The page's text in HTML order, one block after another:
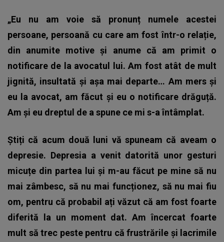
„Eu nu am voie să pronunț numele acestei
persoane, persoană cu care am fost într-o relație,
din anumite motive și anume că am primit o
notificare de la avocatul lui. Am fost atât de mult
jignită, insultată și așa mai departe… Am mers și
eu la avocat, am făcut și eu o notificare drăguță.
Am și eu dreptul de a spune ce mi s-a întâmplat.
Știți că acum două luni vă spuneam că aveam o
depresie. Depresia a venit datorită unor gesturi
micuțe din partea lui și m-au făcut pe mine să nu
mai zâmbesc, să nu mai funcționez, să nu mai fiu
om, pentru că probabil ați văzut că am fost foarte
diferită la un moment dat. Am încercat foarte
mult să trec peste pentru că frustrările și lacrimile